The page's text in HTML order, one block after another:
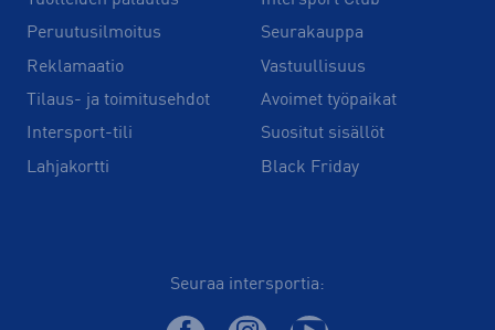
Peruutusilmoitus
Reklamaatio
Tilaus- ja toimitusehdot
Intersport-tili
Lahjakortti
Seurakauppa
Vastuullisuus
Avoimet työpaikat
Suositut sisällöt
Black Friday
Seuraa intersportia: